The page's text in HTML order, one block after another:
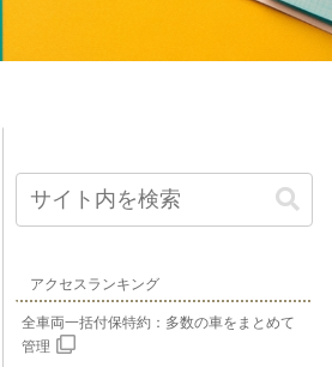
アクセスランキング
全車両一括付保特約：多数の車をまとめて
管理